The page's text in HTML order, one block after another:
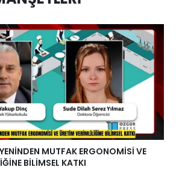
MUTFAK ERGONOMİSİ VE
BİLİMSEL KATKI